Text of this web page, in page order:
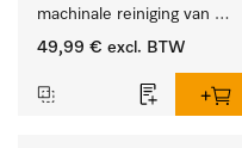
machinale reiniging van
laboratoriumglaswerk en -
49,99 € excl. BTW